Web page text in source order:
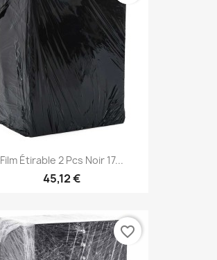
Film Étirable 2 Pcs Noir 17...
45,12 €
favorite_border